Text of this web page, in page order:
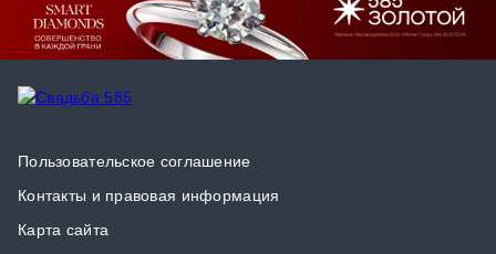
Пользовательское соглашение
Контакты и правовая информация
Карта сайта